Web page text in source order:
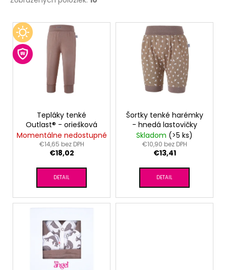
V
ý
p
d
v
Tepláky tenké
Outlast® - oriešková
Momentálne nedostupné
€14,65 bez DPH
€18,02
DETAIL
Šortky tenké harémky
- hnedá lastovičky
Skladom (>5 ks)
€10,90 bez DPH
€13,41
DETAIL